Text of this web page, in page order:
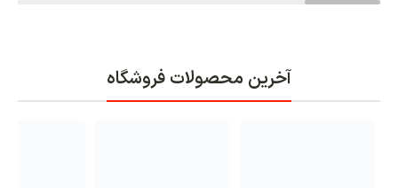
آخرین محصولات فروشگاه